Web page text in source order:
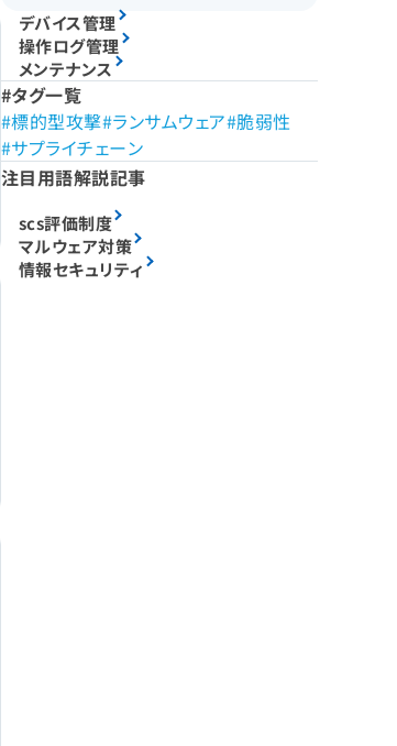
デバイス管理
操作ログ管理
メンテナンス
タグ一覧
標的型攻撃 ランサムウェア 脆弱性
サプライチェーン
注目用語解説記事
scs評価制度
マルウェア対策
情報セキュリティ